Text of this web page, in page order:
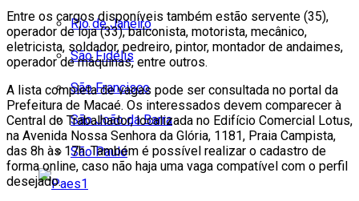
Rio de Janeiro
São Fidélis
São Francisco
São João da Barra
São Paulo
Entre os cargos disponíveis também estão servente (35),
operador de loja (33), balconista, motorista, mecânico,
eletricista, soldador, pedreiro, pintor, montador de andaimes,
operador de máquinas, entre outros.
A lista completa de vagas pode ser consultada no portal da
Prefeitura de Macaé. Os interessados devem comparecer à
Central do Trabalhador, localizada no Edifício Comercial Lotus,
na Avenida Nossa Senhora da Glória, 1181, Praia Campista,
das 8h às 17h. Também é possível realizar o cadastro de
forma online, caso não haja uma vaga compatível com o perfil
desejado.